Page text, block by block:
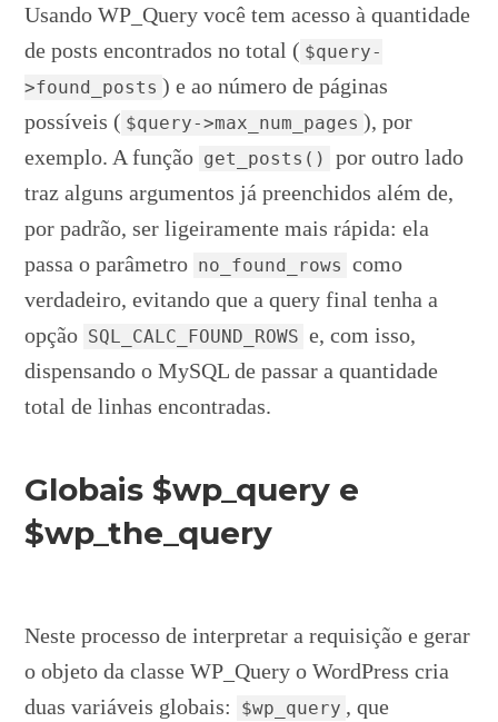
Usando WP_Query você tem acesso à quantidade
de posts encontrados no total ( $query-
>found_posts ) e ao número de páginas
possíveis ( $query->max_num_pages ), por
exemplo. A função get_posts()
por outro lado
traz alguns argumentos já preenchidos além de,
por padrão, ser ligeiramente mais rápida: ela
passa o parâmetro no_found_rows como
verdadeiro, evitando que a query final tenha a
opção SQL_CALC_FOUND_ROWS e, com isso,
dispensando o MySQL de passar a quantidade
total de linhas encontradas.
Globais $wp_query e
$wp_the_query
Neste processo de interpretar a requisição e gerar
o objeto da classe WP_Query o WordPress cria
duas variáveis globais:
$wp_query , que